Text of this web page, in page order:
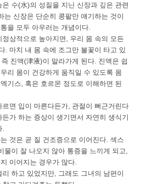
수(水)의 성질을 지닌 신장과 깊은 관련
는 신장은 단순히 콩팥만 얘기하는 것이
을 모두 아우러는 개념이다.
정상적으로 높아지면, 우리 몸 속의 모든
. 마치 내 몸 속에 조그만 불꽃이 타고 있
진액(津液)이 말라가게 된다. 진액은 쉽
리 몸이 건강하게 움직일 수 있도록 몸
기스, 혹은 호르몬 정도로 이해하면 된
면 입이 마른다든가, 관절이 뻐근거린다
가 하는 증상이 생기면서 자연히 생식기
것은 곧 질 건조증으로 이어진다. 섹스
물이 잘 나오지 않아 통증을 느끼게 되고,
이어지는 경우가 많다.
하고 있었지만, 그래도 그녀의 남편이